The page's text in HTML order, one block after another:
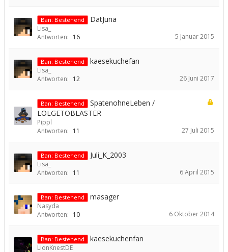
Ban: Bestehend DatJuna
Lisa_
Antworten: 16 5 Januar 2015
Ban: Bestehend kaesekuchefan
Lisa_
Antworten: 12 26 Juni 2017
Ban: Bestehend
SpatenohneLeben /
LOLGETOBLASTER
Pippl
Antworten: 11 27 Juli 2015
Ban: Bestehend Juli_K_2003
Lisa_
Antworten: 11 6 April 2015
Ban: Bestehend masager
Nasyda
Antworten: 10 6 Oktober 2014
Ban: Bestehend kaesekuchenfan
LionKnestDE